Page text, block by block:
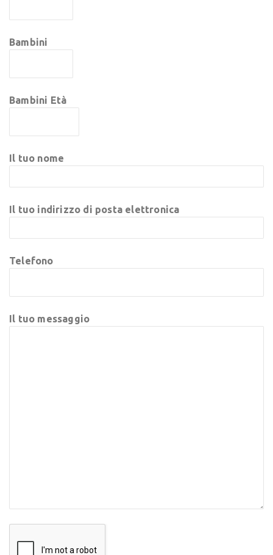
Bambini
Bambini Età
Il tuo nome
Il tuo indirizzo di posta elettronica
Telefono
Il tuo messaggio